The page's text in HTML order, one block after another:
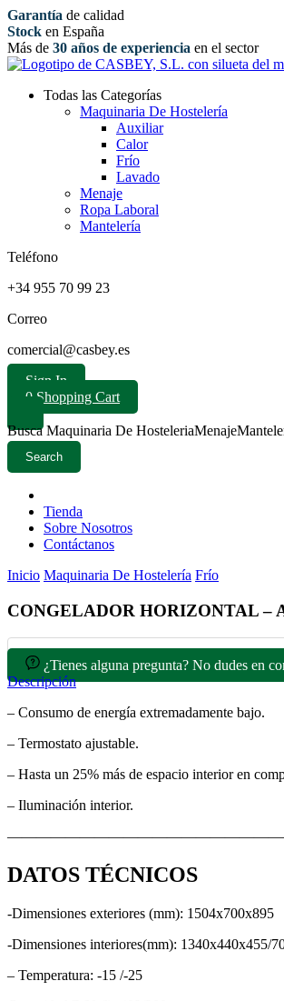
Garantía de calidad
Stock en España
Más de 30 años de experiencia en el sector
Todas las Categorías
Maquinaria De Hostelería
Auxiliar
Calor
Frío
Lavado
Menaje
Ropa Laboral
Mantelería
Teléfono
+34 955 70 99 23
Correo
comercial@casbey.es
Sign In
0 Shopping Cart
BuscaMaquinaria De HosteleriaMenaje
Search
Tienda
Sobre Nosotros
Contáctanos
Inicio Maquinaria De Hostelería Frío
CONGELADOR HORIZONTAL –
¿Tienes alguna pregunta? No dudes en
Descripción
– Consumo de energía extremadamente bajo.
– Termostato ajustable.
– Hasta un 25% más de espacio interior en
– Iluminación interior.
DATOS TÉCNICOS
-Dimensiones exteriores (mm): 1504x700x895
-Dimensiones interiores(mm): 1340x440x455/
– Temperatura: -15 /-25